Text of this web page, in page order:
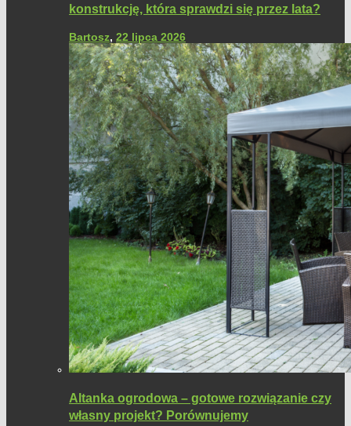
konstrukcję, która sprawdzi się przez lata?
Bartosz, 22 lipca 2026
Altanka ogrodowa – gotowe rozwiązanie czy
własny projekt? Porównujemy